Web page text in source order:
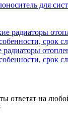
для
радиаторы
срок
ответят на